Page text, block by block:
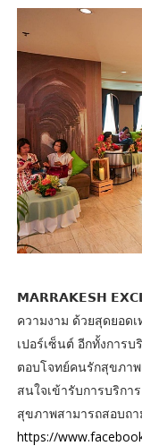
𝗠𝗔𝗥𝗥𝗔𝗞𝗘𝗦𝗛
ความงาม ด้วยสุดยอด
เปอร์เซ็นต์ อีกทั้งการ
ตอบโจทย์คนรักสุขภา
สนใจเข้ารับการบริกา
สุขภาพสามารถสอบถ
https://